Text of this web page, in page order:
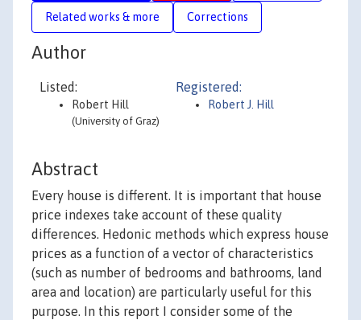
Related works & more Corrections
Author
Listed:
Robert Hill
(University of Graz)
Registered:
Robert J. Hill
Abstract
Every house is different. It is important that house
price indexes take account of these quality
differences. Hedonic methods which express house
prices as a function of a vector of characteristics
(such as number of bedrooms and bathrooms, land
area and location) are particularly useful for this
purpose. In this report I consider some of the